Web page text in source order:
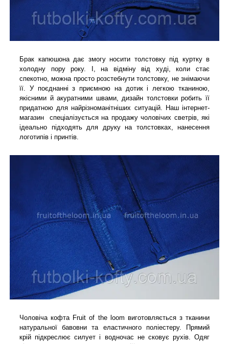
Брак капюшона дає змогу носити толстовку під куртку в
холодну пору року. І, на відміну від худі, коли стає
спекотно, можна просто розстебнути толстовку, не знімаючи
її. У поєднанні з приємною на дотик і легкою тканиною,
якісними й акуратними швами, дизайн толстовки робить її
придатною для найрізноманітніших ситуацій. Наш інтернет-
магазин спеціалізується на продажу чоловічих светрів, які
ідеально підходять для друку на толстовках, нанесення
логотипів і принтів.
Чоловіча кофта Fruit of the loom виготовляється з тканини
натуральної бавовни та еластичного поліестеру. Прямий
крій підкреслює силует і водночас не сковує рухів. Одяг